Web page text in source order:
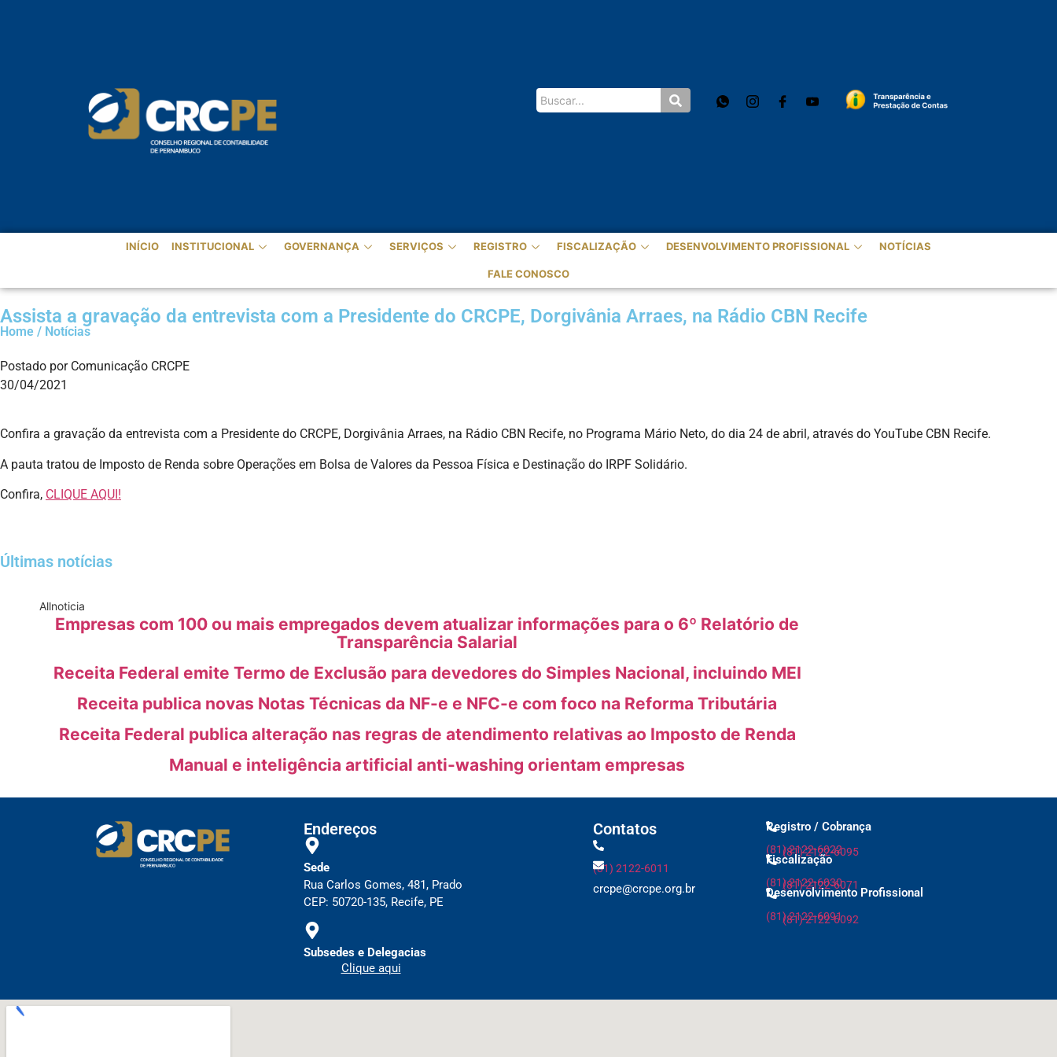
INÍCIO INSTITUCIONAL GOVERNANÇA SERVIÇOS REGISTRO FISCALIZAÇÃO DESENVOLVIMENTO PROFISSIONAL NOTÍCIAS
FALE CONOSCO
Assista a gravação da entrevista com a Presidente do CRCPE, Dorgivânia Arraes, na Rádio CBN Recife
Home / Notícias
Postado por Comunicação CRCPE
30/04/2021
Confira a gravação da entrevista com a Presidente do CRCPE, Dorgivânia Arraes, na Rádio CBN Recife, no Programa Mário Neto, do dia 24 de abril, através do YouTube CBN Recife.
A pauta tratou de Imposto de Renda sobre Operações em Bolsa de Valores da Pessoa Física e Destinação do IRPF Solidário.
Confira, CLIQUE AQUI!
Últimas notícias
Allnoticia
Empresas com 100 ou mais empregados devem atualizar informações para o 6º Relatório de
Transparência Salarial
Receita Federal emite Termo de Exclusão para devedores do Simples Nacional, incluindo MEI
Receita publica novas Notas Técnicas da NF-e e NFC-e com foco na Reforma Tributária
Receita Federal publica alteração nas regras de atendimento relativas ao Imposto de Renda
Manual e inteligência artificial anti-washing orientam empresas
Endereços
Sede
Rua Carlos Gomes, 481, Prado
CEP: 50720-135, Recife, PE
Subsedes e Delegacias
Clique aqui
Contatos
(81) 2122-6011
crcpe@crcpe.org.br
Registro / Cobrança
(81) 2122-6022
(81) 2122-6095
Fiscalização
(81) 2122-6030
(81) 2122-6071
Desenvolvimento Profissional
(81) 2122-6091
(81) 2122-6092